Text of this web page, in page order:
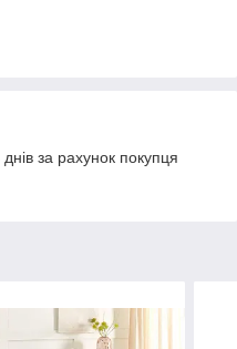
за рахунок покупця